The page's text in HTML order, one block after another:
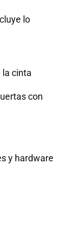
lo
la cinta
con
y hardware